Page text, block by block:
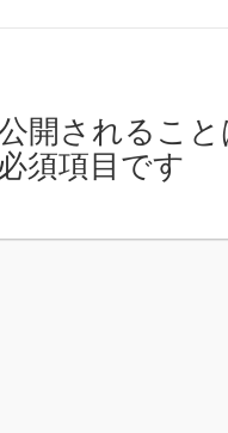
開されるこ
須項目です